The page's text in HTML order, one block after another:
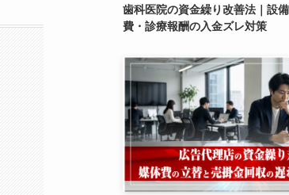
歯科医院の資金繰り改善法｜設
費・診療報酬の入金ズレ対策